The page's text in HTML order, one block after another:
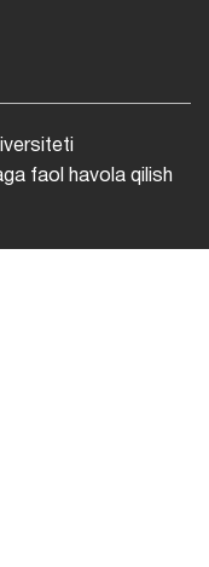
faol havola qilish